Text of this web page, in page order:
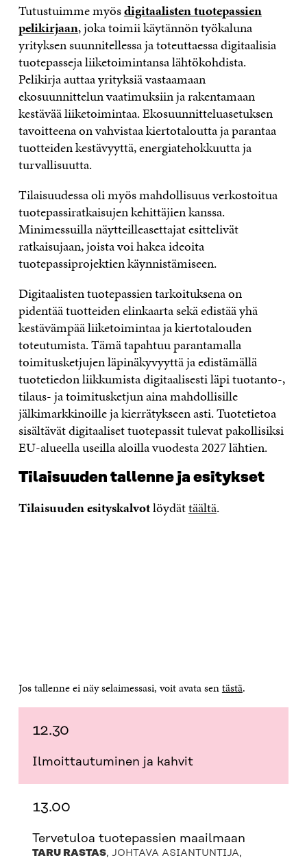
Tutustuimme myösdigitaalisten tuotepassien
pelikirjaan, joka toimii käytännön työkaluna
yrityksen suunnitellessa ja toteuttaessa digitaalisia
tuotepasseja liiketoimintansa lähtökohdista.
Pelikirja auttaa yrityksiä vastaamaan
ekosuunnittelun vaatimuksiin ja rakentamaan
kestävää liiketoimintaa. Ekosuunnitteluasetuksen
tavoitteena on vahvistaa kiertotaloutta ja parantaa
tuotteiden kestävyyttä, energiatehokkuutta ja
turvallisuutta.
Tilaisuudessa oli myös mahdollisuus verkostoitua
tuotepassiratkaisujen kehittäjien kanssa.
Minimessuilla näytteilleasettajat esittelivät
ratkaisujaan, joista voi hakea ideoita
tuotepassiprojektien käynnistämiseen.
Digitaalisten tuotepassien tarkoituksena on
pidentää tuotteiden elinkaarta sekä edistää yhä
kestävämpää liiketoimintaa ja kiertotalouden
toteutumista. Tämä tapahtuu parantamalla
toimitusketjujen läpinäkyvyyttä ja edistämällä
tuotetiedon liikkumista digitaalisesti läpi tuotanto-,
tilaus- ja toimitusketjun aina mahdollisille
jälkimarkkinoille ja kierrätykseen asti. Tuotetietoa
sisältävät digitaaliset tuotepassit tulevat pakollisiksi
EU-alueella useilla aloilla vuodesta 2027 lähtien.
Tilaisuuden tallenne ja esitykset
Tilaisuuden esityskalvotlöydättäältä.
Jos tallenne ei näy selaimessasi, voit avata sentästä.
12.30
Ilmoittautuminen ja kahvit
13.00
Tervetuloa tuotepassien maailmaan
TARU RASTAS, JOHTAVA ASIANTUNTIJA,